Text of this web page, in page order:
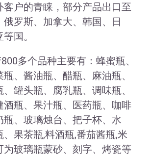
客户的青睐，部分产品出口至
俄罗斯、加拿大、韩国、日
等国。
多个品种主要有：蜂蜜瓶、
、酱油瓶、醋瓶、麻油瓶、
罐头瓶、腐乳瓶、调味瓶、
酒瓶、果汁瓶、医药瓶、咖啡
瓶、玻璃烛台、把子杯、水
果茶瓶,料酒瓶,番茄酱瓶,米
为玻璃瓶蒙砂、刻字、烤瓷等